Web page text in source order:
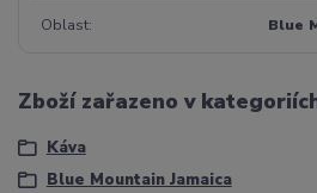
Oblast Blue
Zboží zařazeno v
Káva
Blue Mountain Jamaica